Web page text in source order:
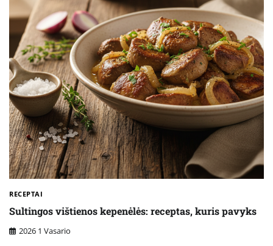
RECEPTAI
Sultingos vištienos kepenėlės: receptas, kuris pavyks
2026 1 Vasario